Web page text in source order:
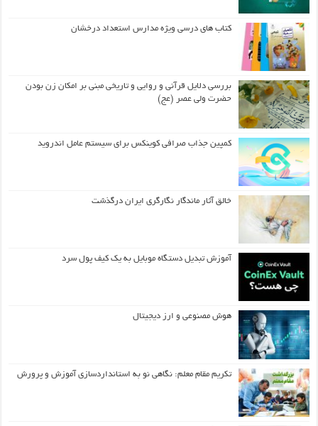
کتاب های درسی ویژه مدارس استعداد درخشان
بررسی دلایل قرآنی و روایی و تاریخی مبنی بر امکان زن بودن
حضرت ولی عصر (عج)
کمپین جذاب صرافی کوینکس برای سیستم عامل اندروید
خالق آثار ماندگار نگارگری ایران درگذشت
آموزش تبدیل دستگاه موبایل به یک کیف‌ پول سرد
هوش مصنوعی و ارز دیجیتال
تکریم مقام معلم: نگاهی نو به استانداردسازی آموزش و پرورش